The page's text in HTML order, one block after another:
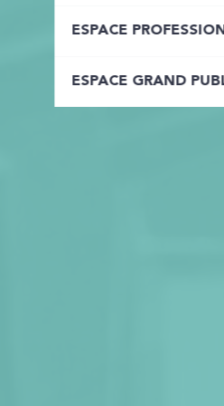
ESPACE
ESPACE GRAND